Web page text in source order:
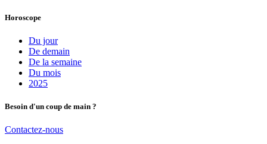
Horoscope
Du jour
De demain
De la semaine
Du mois
2025
Besoin d'un coup de main ?
Contactez-nous